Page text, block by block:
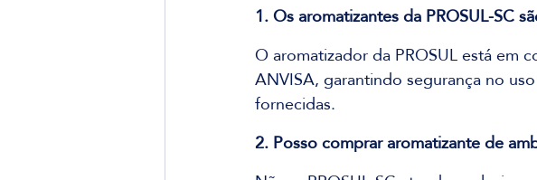
1. Os aromatizantes da PROSUL-SC
O aromatizador da PROSUL está em
ANVISA, garantindo segurança no
fornecidas.
2. Posso comprar aromatizante de